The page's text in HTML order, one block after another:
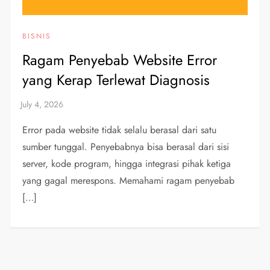
BISNIS
Ragam Penyebab Website Error
yang Kerap Terlewat Diagnosis
Error pada website tidak selalu berasal dari satu
sumber tunggal. Penyebabnya bisa berasal dari sisi
server, kode program, hingga integrasi pihak ketiga
yang gagal merespons. Memahami ragam penyebab
[…]